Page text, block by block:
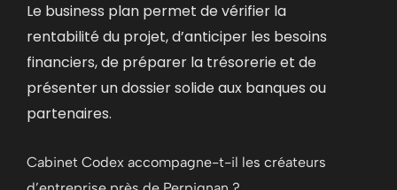
Le business plan permet de vérifier la
rentabilité du projet, d’anticiper les besoins
financiers, de préparer la trésorerie et de
présenter un dossier solide aux banques ou
partenaires.
Cabinet Codex accompagne-t-il les créateurs